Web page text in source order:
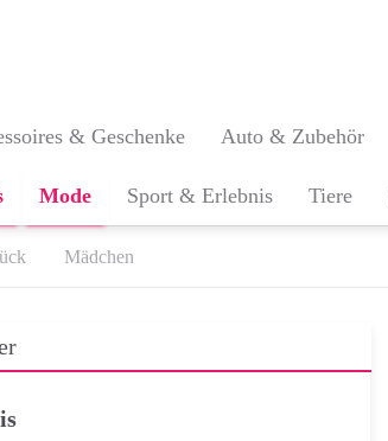
& Geschenke Auto & Zubehör
Mode Sport & Erlebnis Tiere
Mädchen